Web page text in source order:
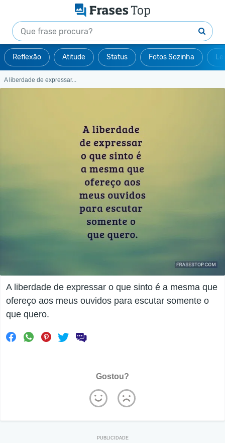
Reflexão Atitude Status Fotos Sozinha
A liberdade de expressar...
A liberdade de expressar o que sinto é a mesma que
ofereço aos meus ouvidos para escutar somente o
que quero.
Gostou?